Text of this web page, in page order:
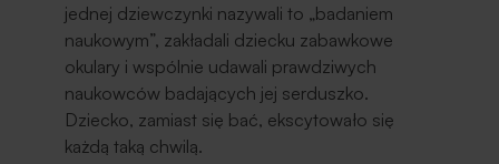
jednej dziewczynki nazywali to „badaniem
naukowym”, zakładali dziecku zabawkowe
okulary i wspólnie udawali prawdziwych
naukowców badających jej serduszko.
Dziecko, zamiast się bać, ekscytowało się
każdą taką chwilą.